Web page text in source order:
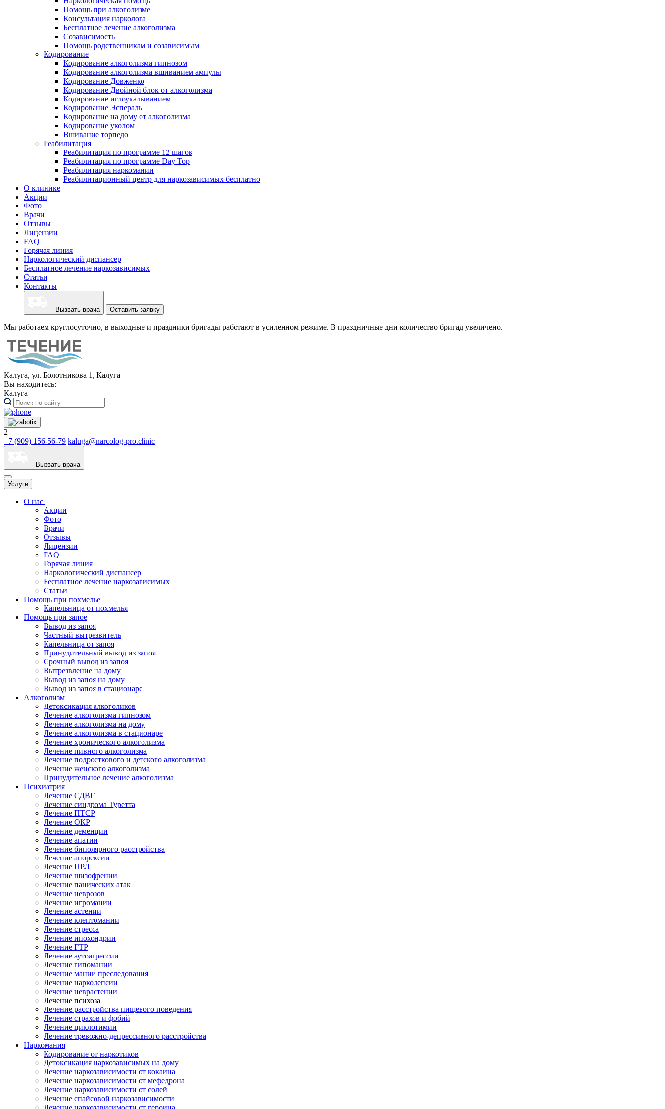
Помощь при алкоголизме
Консультация нарколога
Бесплатное лечение алкоголизма
Созависимость
Помощь родственникам и созависимым
Кодирование
Кодирование алкоголизма гипнозом
Кодирование алкоголизма вшиванием ампулы
Кодирование Довженко
Кодирование Двойной блок от алкоголизма
Кодирование иглоукалыванием
Кодирование Эспераль
Кодирование на дому от алкоголизма
Кодирование уколом
Вшивание торпедо
Реабилитация
Реабилитация по программе 12 шагов
Реабилитация по программе Day Top
Реабилитация наркомании
Реабилитационный центр для наркозависимых бесплатно
О клинике
Акции
Фото
Врачи
Отзывы
Лицензии
FAQ
Горячая линия
Наркологический диспансер
Бесплатное лечение наркозависимых
Статьи
Контакты
Вызвать врача Оставить заявку
Мы работаем круглосуточно, в выходные и праздники бригады работают в усиленном режиме. В праздничные дни количество бригад увеличено.
Калуга, ул. Болотникова 1, Калуга
Вы находитесь:
Калуга
2
+7 (909) 156-56-79 kaluga@narcolog-pro.clinic
Вызвать врача
Услуги
О нас
Акции
Фото
Врачи
Отзывы
Лицензии
FAQ
Горячая линия
Наркологический диспансер
Бесплатное лечение наркозависимых
Статьи
Помощь при похмелье
Капельница от похмелья
Помощь при запое
Вывод из запоя
Частный вытрезвитель
Капельница от запоя
Принудительный вывод из запоя
Срочный вывод из запоя
Вытрезвление на дому
Вывод из запоя на дому
Вывод из запоя в стационаре
Алкоголизм
Детоксикация алкоголиков
Лечение алкоголизма гипнозом
Лечение алкоголизма на дому
Лечение алкоголизма в стационаре
Лечение хронического алкоголизма
Лечение пивного алкоголизма
Лечение подросткового и детского алкоголизма
Лечение женского алкоголизма
Принудительное лечение алкоголизма
Психиатрия
Лечение СДВГ
Лечение синдрома Туретта
Лечение ПТСР
Лечение ОКР
Лечение деменции
Лечение апатии
Лечение биполярного расстройства
Лечение анорексии
Лечение ПРЛ
Лечение шизофрении
Лечение панических атак
Лечение неврозов
Лечение игромании
Лечение астении
Лечение клептомании
Лечение стресса
Лечение ипохондрии
Лечение ГТР
Лечение аутоагрессии
Лечение гипомании
Лечение мании преследования
Лечение нарколепсии
Лечение неврастении
Лечение психоза
Лечение расстройства пищевого поведения
Лечение страхов и фобий
Лечение циклотимии
Лечение тревожно-депрессивного расстройства
Наркомания
Кодирование от наркотиков
Детоксикация наркозависимых на дому
Лечение наркозависимости от кокаина
Лечение наркозависимости от мефедрона
Лечение наркозависимости от солей
Лечение спайсовой наркозависимости
Лечение наркозависимости от героина